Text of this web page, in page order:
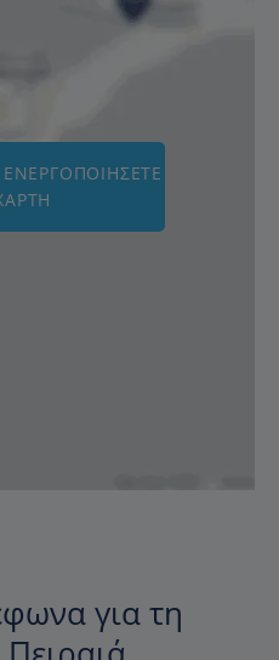
για τη